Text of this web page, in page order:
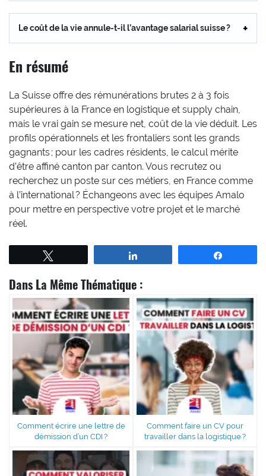
Le coût de la vie annule-t-il l’avantage salarial suisse ?
En résumé
La Suisse offre des rémunérations brutes 2 à 3 fois
supérieures à la France en logistique et supply chain,
mais le vrai gain se mesure net, coût de la vie déduit. Les
profils opérationnels et les frontaliers sont les grands
gagnants ; pour les cadres résidents, le calcul mérite
d’être affiné canton par canton. Vous recrutez ou
recherchez un poste sur ces métiers, en France comme
à l’international ? Échangeons avec les équipes Amalo
pour mettre en perspective votre projet et le marché
réel.
Dans La Même Thématique :
Comment écrire une lettre de
démission d’un CDI ?
Comment faire un CV pour
travailler dans la logistique ?